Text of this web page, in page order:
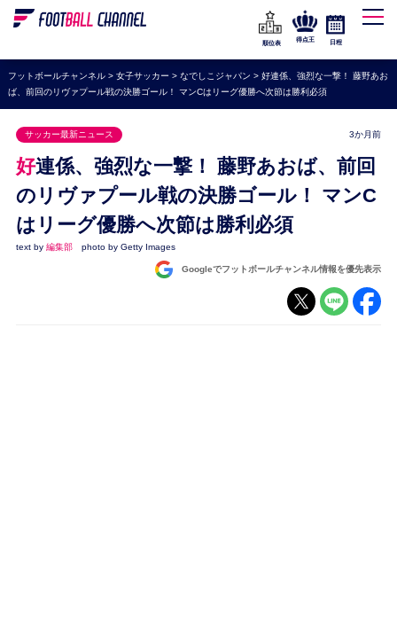
WEリーグ
海外サッカー
プレミアリーグ
ラ・リーガ
セリエA
ブンデスリーガ
UEFA
ナショナルチーム
順位表
得点王 日程
フットボールチャンネル> 女子サッカー > なでしこジャパン > 好連係、強烈な一撃！ 藤野あお
ば、前回のリヴァプール戦の決勝ゴール！ マンCはリーグ優勝へ次節は勝利必須
サッカー最新ニュース 3か月前
好連係、強烈な一撃！ 藤野あおば、前回
のリヴァプール戦の決勝ゴール！ マンC
はリーグ優勝へ次節は勝利必須
text by 編集部 photo by Getty Images
Googleでフットボールチャンネル情報を優先表示